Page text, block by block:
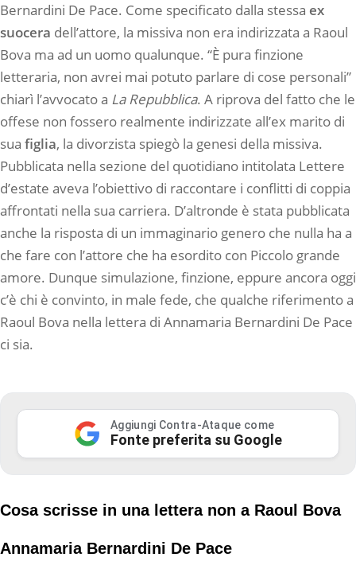
Bernardini De Pace. Come specificato dalla stessa ex
suocera dell’attore, la missiva non era indirizzata a Raoul
Bova ma ad un uomo qualunque. “È pura finzione
letteraria, non avrei mai potuto parlare di cose personali”
chiarì l’avvocato a La Repubblica. A riprova del fatto che le
offese non fossero realmente indirizzate all’ex marito di
sua figlia, la divorzista spiegò la genesi della missiva.
Pubblicata nella sezione del quotidiano intitolata Lettere
d’estate aveva l’obiettivo di raccontare i conflitti di coppia
affrontati nella sua carriera. D’altronde è stata pubblicata
anche la risposta di un immaginario genero che nulla ha a
che fare con l’attore che ha esordito con Piccolo grande
amore. Dunque simulazione, finzione, eppure ancora oggi
c’è chi è convinto, in male fede, che qualche riferimento a
Raoul Bova nella lettera di Annamaria Bernardini De Pace
ci sia.
Aggiungi Contra-Ataque come
Fonte preferita su Google
Cosa scrisse in una lettera non a Raoul Bova
Annamaria Bernardini De Pace